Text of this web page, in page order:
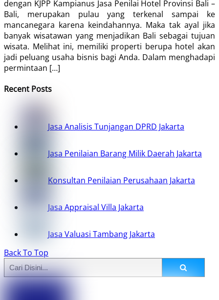
dengan KJPP Kampianus Jasa Penilai Hotel Provinsi Bali –
Bali, merupakan pulau yang terkenal sampai ke
mancanegara karena keindahannya. Maka tak ayal jika
banyak wisatawan yang menjadikan Bali sebagai tujuan
wisata. Melihat ini, memiliki properti berupa hotel akan
jadi peluang usaha bisnis bagi Anda. Dalam menghadapi
permintaan […]
Recent Posts
Jasa Analisis Tunjangan DPRD Jakarta
Jasa Penilaian Barang Milik Daerah Jakarta
Konsultan Penilaian Perusahaan Jakarta
Jasa Appraisal Villa Jakarta
Jasa Valuasi Tambang Jakarta
Back To Top